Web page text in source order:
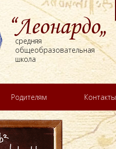
“Леонардо„
средняя
общеобразовательная
школа
Родителям Контакты